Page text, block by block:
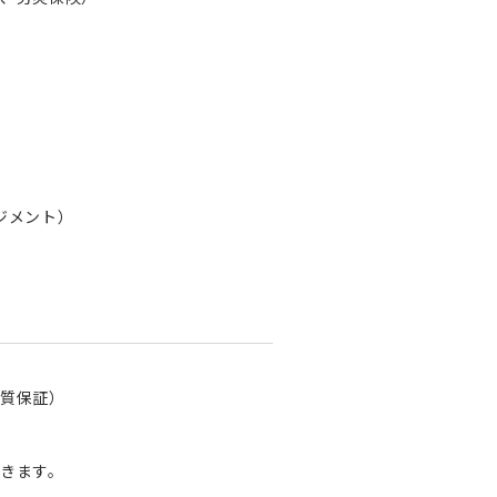
ント）
保証）
す。